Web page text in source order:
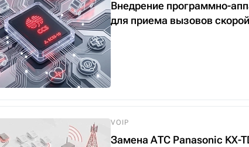
Внедрение программно-
для приема вызовов
VOIP
Замена АТС Panasonic KX-